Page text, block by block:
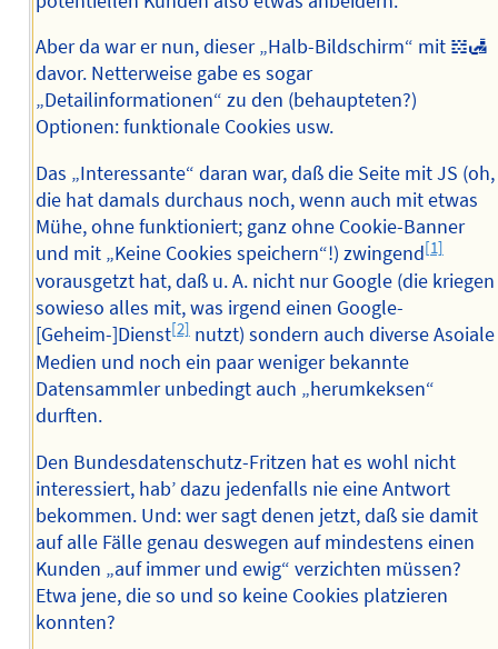
Aber da war er nun, dieser „Halb-Bildschirm“ mit 𝍌🛃
davor. Netterweise gabe es sogar
„Detailinformationen“ zu den (behaupteten?)
Optionen: funktionale Cookies usw.
Das „Interessante“ daran war, daß die Seite mit JS (oh,
die hat damals durchaus noch, wenn auch mit etwas
Mühe, ohne funktioniert; ganz ohne Cookie-Banner
und mit „Keine Cookies speichern“!) zwingend[1]
vorausgetzt hat, daß u. A. nicht nur Google (die kriegen
sowieso alles mit, was irgend einen Google-
[Geheim-]Dienst[2]nutzt) sondern auch diverse Asoiale
Medien und noch ein paar weniger bekannte
Datensammler unbedingt auch „herumkeksen“
durften.
Den Bundesdatenschutz-Fritzen hat es wohl nicht
interessiert, hab’ dazu jedenfalls nie eine Antwort
bekommen. Und: wer sagt denen jetzt, daß sie damit
auf alle Fälle genau deswegen auf mindestens einen
Kunden „auf immer und ewig“ verzichten müssen?
Etwa jene, die so und so keine Cookies platzieren
konnten?